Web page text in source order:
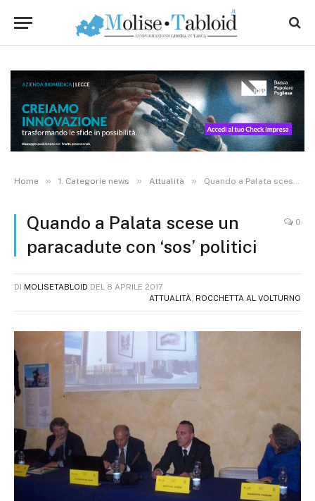
Home » 1. Categorie news » Attualità » Quando a Palata scese un paracadute con ‘sos’ politici
Quando a Palata scese un
paracadute con ‘sos’ politici
0
DI MOLISETABLOID DEL 8 APRILE 2017
ATTUALITÀ
ROCCHETTA AL VOLTURNO